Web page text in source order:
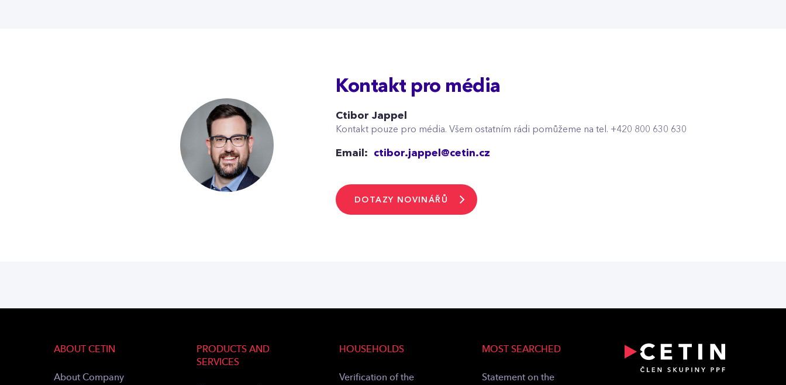
Kontakt pro média
Ctibor Jappel
Kontakt pouze pro média. Všem ostatním rádi pomůžeme na tel. +420 800 630 630
Email: ctibor.jappel@cetin.cz
DOTAZY NOVINÁŘŮ
ABOUT CETIN
About Company
PRODUCTS AND
SERVICES
HOUSEHOLDS
Verification of the
MOST SEARCHED
Statement on the